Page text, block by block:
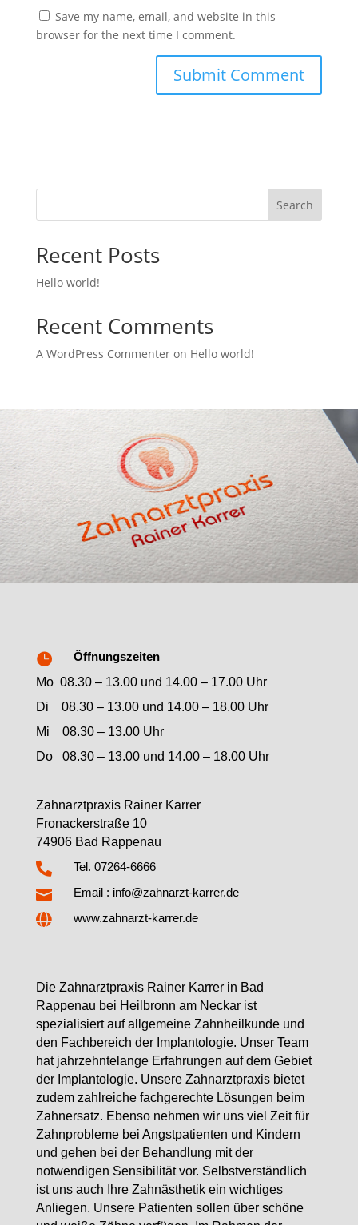
Save my name, email, and website in this
browser for the next time I comment.
Search
Recent Posts
Hello world!
Recent Comments
A WordPress Commenteron Hello world!

Öffnungszeiten
Mo 08.30 – 13.00 und 14.00 – 17.00 Uhr
Di 08.30 – 13.00 und 14.00 – 18.00 Uhr
Mi 08.30 – 13.00 Uhr
Do 08.30 – 13.00 und 14.00 – 18.00 Uhr
Zahnarztpraxis Rainer Karrer
Fronackerstraße 10
74906 Bad Rappenau
 Tel. 07264-6666
 Email : info@zahnarzt-karrer.de
 www.zahnarzt-karrer.de
Die Zahnarztpraxis Rainer Karrer in Bad
Rappenau bei Heilbronn am Neckar ist
spezialisiert auf allgemeine Zahnheilkunde und
den Fachbereich der Implantologie. Unser Team
hat jahrzehntelange Erfahrungen auf dem Gebiet
der Implantologie. Unsere Zahnarztpraxis bietet
zudem zahlreiche fachgerechte Lösungen beim
Zahnersatz. Ebenso nehmen wir uns viel Zeit für
Zahnprobleme bei Angstpatienten und Kindern
und gehen bei der Behandlung mit der
notwendigen Sensibilität vor. Selbstverständlich
ist uns auch Ihre Zahnästhetik ein wichtiges
Anliegen. Unsere Patienten sollen über schöne